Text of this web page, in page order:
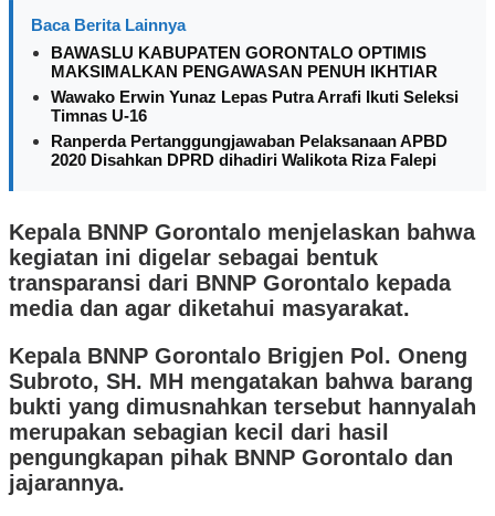
Baca Berita Lainnya
BAWASLU KABUPATEN GORONTALO OPTIMIS
MAKSIMALKAN PENGAWASAN PENUH IKHTIAR
Wawako Erwin Yunaz Lepas Putra Arrafi Ikuti Seleksi
Timnas U-16
Ranperda Pertanggungjawaban Pelaksanaan APBD
2020 Disahkan DPRD dihadiri Walikota Riza Falepi
Kepala BNNP Gorontalo menjelaskan bahwa
kegiatan ini digelar sebagai bentuk
transparansi dari BNNP Gorontalo kepada
media dan agar diketahui masyarakat.
Kepala BNNP Gorontalo Brigjen Pol. Oneng
Subroto, SH. MH mengatakan bahwa barang
bukti yang dimusnahkan tersebut hannyalah
merupakan sebagian kecil dari hasil
pengungkapan pihak BNNP Gorontalo dan
jajarannya.